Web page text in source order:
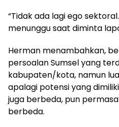
“Tidak ada lagi ego
menunggu saat diminta
Herman menambahkan,
persoalan Sumsel yang
kabupaten/kota, namun
apalagi potensi yang
juga berbeda, pun
berbeda.